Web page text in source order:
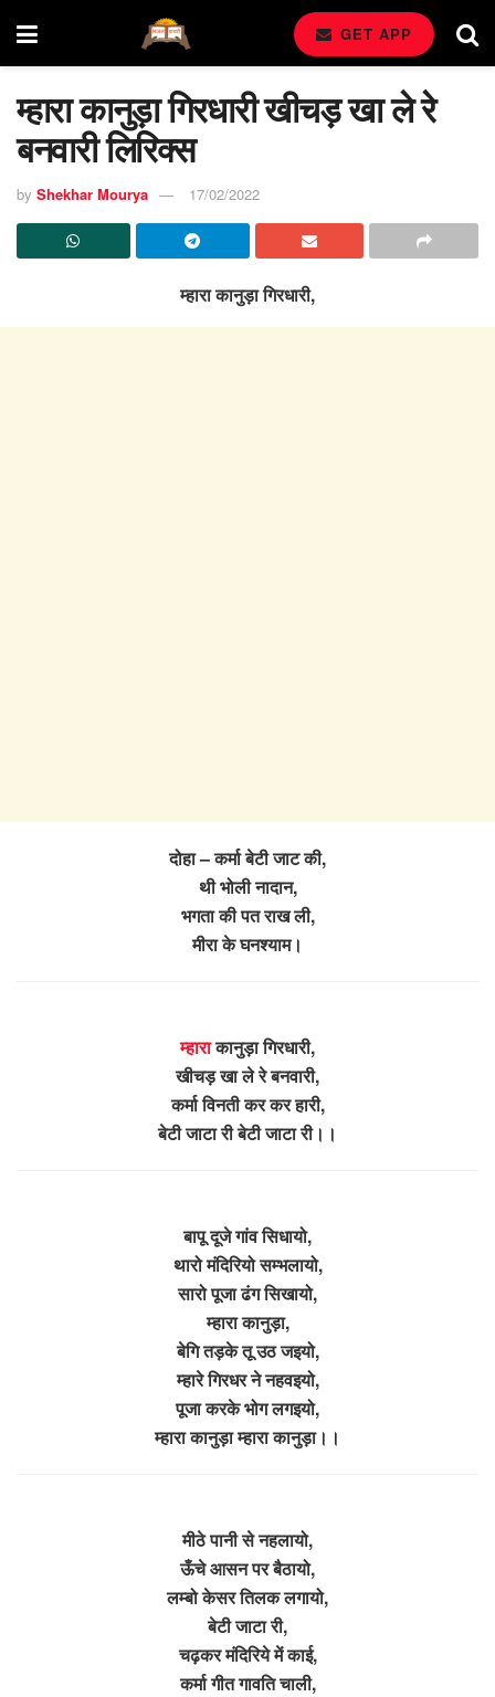
GET APP
म्हारा कानुड़ा गिरधारी खीचड़ खा ले रे
बनवारी लिरिक्स
by Shekhar Mourya 17/02/2022
म्हारा कानुड़ा गिरधारी,
दोहा – कर्मा बेटी जाट की,
थी भोली नादान,
भगता की पत राख ली,
मीरा के घनश्याम।
म्हाराकानुड़ा गिरधारी,
खीचड़ खा ले रे बनवारी,
कर्मा विनती कर कर हारी,
बेटी जाटा री बेटी जाटा री।।
बापू दूजे गांव सिधायो,
थारो मंदिरियो सम्भलायो,
सारो पूजा ढंग सिखायो,
म्हारा कानुड़ा,
बेगि तड़के तू उठ जइयो,
म्हारे गिरधर ने नहवइयो,
पूजा करके भोग लगइयो,
म्हारा कानुड़ा म्हारा कानुड़ा।।
मीठे पानी से नहलायो,
ऊँचे आसन पर बैठायो,
लम्बो केसर तिलक लगायो,
बेटी जाटा री,
चढ़कर मंदिरिये में काई,
कर्मा गीत गावति चाली,